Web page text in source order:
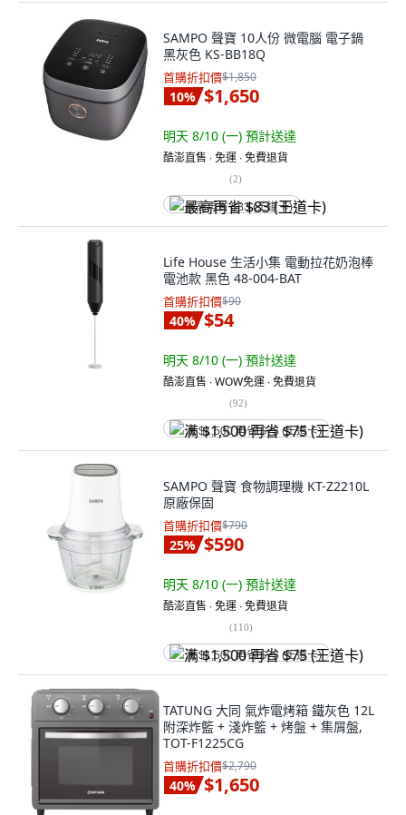
SAMPO 聲寶 10人份 微電腦 電子鍋
黑灰色 KS-BB18Q
首購折扣價$1,850
10% $1,650
明天 8/10 (一) 預計送達
酷澎直售 ∙ 免運 ∙ 免費退貨
(2)
最高再省 $83 (王道卡)
Life House 生活小集 電動拉花奶泡棒
電池款 黑色 48-004-BAT
首購折扣價$90
40% $54
明天 8/10 (一) 預計送達
酷澎直售 ∙ WOW免運 ∙ 免費退貨
(92)
满 $1,500 再省 $75 (王道卡)
SAMPO 聲寶 食物調理機 KT-Z2210L
原廠保固
首購折扣價$790
25% $590
明天 8/10 (一) 預計送達
酷澎直售 ∙ 免運 ∙ 免費退貨
(110)
满 $1,500 再省 $75 (王道卡)
TATUNG 大同 氣炸電烤箱 鐵灰色 12L
附深炸籃 + 淺炸籃 + 烤盤 + 集屑盤,
TOT-F1225CG
首購折扣價$2,790
40% $1,650